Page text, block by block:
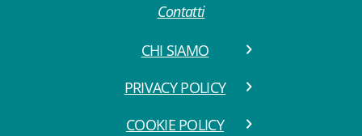
Contatti
CHI SIAMO
PRIVACY POLICY
COOKIE POLICY